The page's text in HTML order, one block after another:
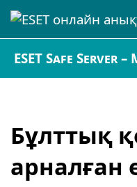
ESET Safe Server
Бұлттық
арналған